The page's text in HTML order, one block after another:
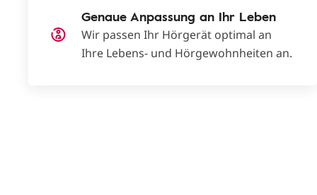
Genaue Anpassung an Ihr Leben
Wir passen Ihr Hörgerät optimal an
Ihre Lebens- und Hörgewohnheiten an.